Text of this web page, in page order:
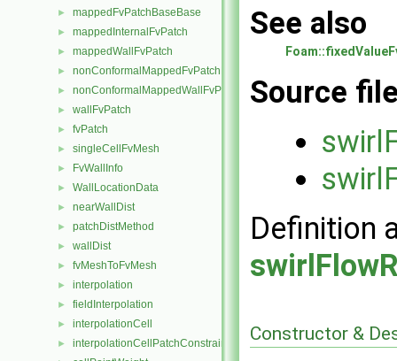
► mappedFvPatchBaseBase
► mappedInternalFvPatch
► mappedWallFvPatch
► nonConformalMappedFvPatchBase
► nonConformalMappedWallFvPatch
► wallFvPatch
► fvPatch
► singleCellFvMesh
► FvWallInfo
► WallLocationData
► nearWallDist
► patchDistMethod
► wallDist
► fvMeshToFvMesh
► interpolation
► fieldInterpolation
► interpolationCell
► interpolationCellPatchConstrained
See also
Source
Definition
Constructor &